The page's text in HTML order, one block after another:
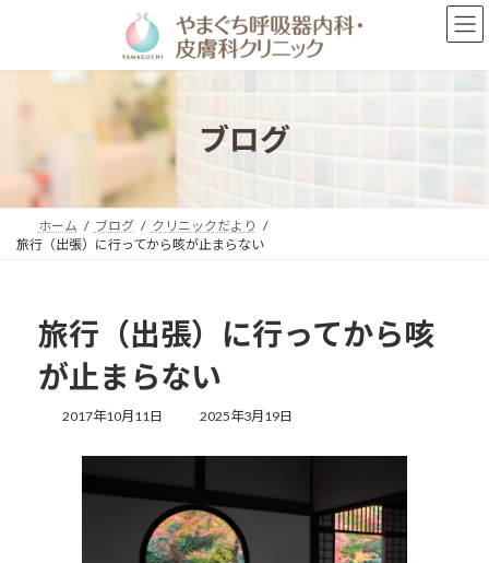
ン
プ
ー
動
ブログ
ホーム ブログ
クリニックだより
旅行（出張）に行ってから咳が止まらない
旅行（出張）に行ってから咳
が止まらない
2017年10月11日
最
更
日
時
:
2025年3月19日